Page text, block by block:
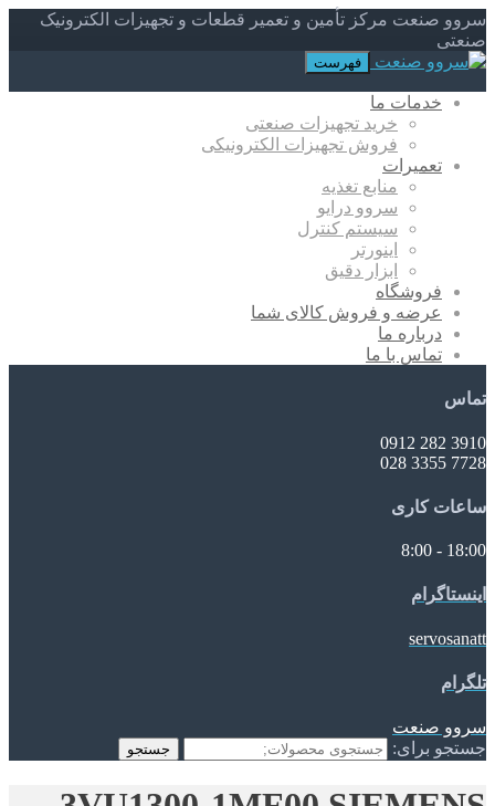
سروو صنعت مرکز تأمین و تعمیر قطعات و تجهیزات الکترونیک
صنعتی
فهرست
خدمات ما
خرید تجهیزات صنعتی
فروش تجهیزات الکترونیکی
تعمیرات
منابع تغذیه
سروو درایو
سیستم کنترل
اینورتر
ابزار دقیق
فروشگاه
عرضه و فروش کالای شما
درباره ما
تماس با ما
تماس
3910 282 0912
7728 3355 028
ساعات کاری
18:00 - 8:00
اینستاگرام
servosanatt
تلگرام
سروو صنعت
جستجو برای:
جستجو